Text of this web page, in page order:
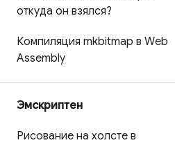
откуда он взялся?
Компиляция mkbitmap в Web
Assembly
Эмскриптен
Рисование на холсте в